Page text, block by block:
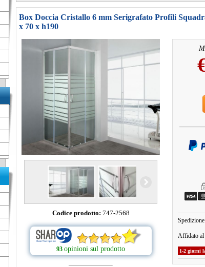
Box Doccia Cristallo 6 mm Serigrafato Profili
x 70 x h190
Codice prodotto: 747-2568
93 opinioni sul prodotto
Affidato al
1-2 giorni